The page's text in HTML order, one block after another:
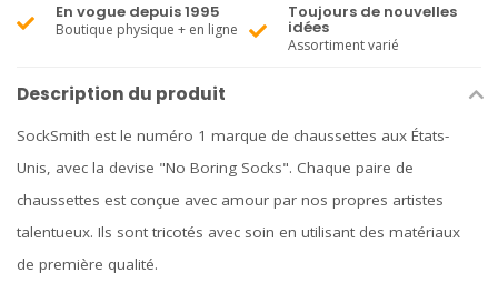
En vogue depuis 1995
Boutique physique + en ligne
Toujours de nouvelles
idées
Assortiment varié
Description du produit
SockSmith est le numéro 1 marque de chaussettes aux États-
Unis, avec la devise "No Boring Socks". Chaque paire de
chaussettes est conçue avec amour par nos propres artistes
talentueux. Ils sont tricotés avec soin en utilisant des matériaux
de première qualité.